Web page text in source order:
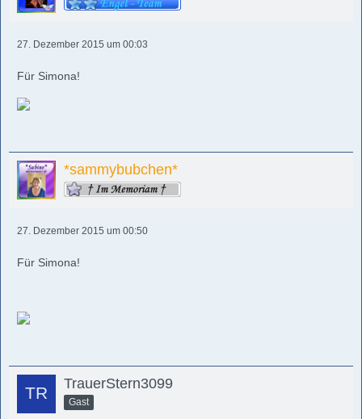
27. Dezember 2015 um 00:03
Für Simona!
*sammybubchen*
27. Dezember 2015 um 00:50
Für Simona!
TrauerStern3099
Gast